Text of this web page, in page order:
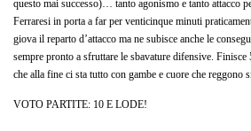
questo mai successo)… tanto agonismo e tanto attacco
Ferraresi in porta a far per venticinque minuti
giova il reparto d’attacco ma ne subisce anche le
sempre pronto a sfruttare le sbavature difensive.
che alla fine ci sta tutto con gambe e cuore che reggono
VOTO PARTITE: 10 E LODE!